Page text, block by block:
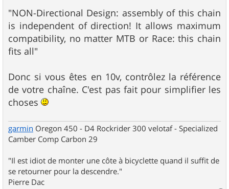
"NON-Directional Design: assembly of this chain
is independent of direction! It allows maximum
compatibility, no matter MTB or Race: this chain
fits all"
Donc si vous êtes en 10v, contrôlez la référence
de votre chaîne. C'est pas fait pour simplifier les
choses
garmin Oregon 450 - D4 Rockrider 300 velotaf - Specialized
Camber Comp Carbon 29
"Il est idiot de monter une côte à bicyclette quand il suffit de
se retourner pour la descendre."
Pierre Dac